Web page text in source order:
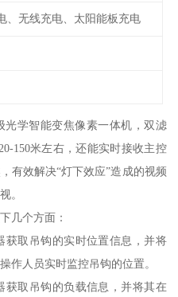
、无线充电、太阳能板充电
光学智能变焦像素一体机，双滤
150米左右，还能实时接收主控
有效解决“灯下效应”造成的视频
。
几个方面：
获取吊钩的实时位置信息，并将
作人员实时监控吊钩的位置。
获取吊钩的负载信息，并将其在